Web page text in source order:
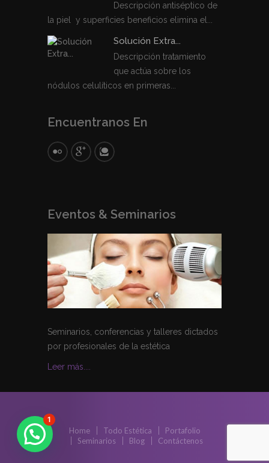
Descripción antiséptico de
la piel y superficies beneficios elimina el...
Solución Extra...
Descripción tratamiento
que actúa sobre los
nódulos celulíticos en primeras...
Encuentranos En
Eventos & Seminarios
Seminarios, conferencias y talleres dictados
por profesionales de la estética
Leer más....
Home Todo Estética
Portafolio
Seminarios
Blog Contáctenos
1